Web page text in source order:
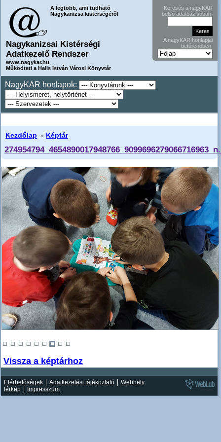
A legtöbb, ami tudható
Nagykanizsa kistérségéről
Nagykanizsai Kistérségi
Adatkezelő Rendszer
www.nagykar.hu
Működteti a Halis István Városi Könyvtár
Keresés a nagyKAR
belső adatbázisában:
A nagyKAR honlapjai
betűrendben:
NagyKAR honlapok:
Kezdőlap » Képtár
Vissza a képtárhoz
Elérhetőségek Adatkezelési tájékoztató
Webhely
térkép
Impresszum